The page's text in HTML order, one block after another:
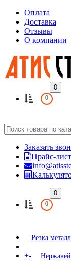
Оплата
Доставка
Отзывы
О компании
0
0
Заказать
Прайс-лист
0
0
Резка
+-